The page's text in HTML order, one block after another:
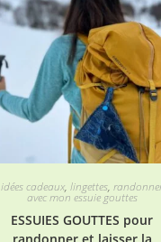
idées cadeaux,lingettes,
avec mon essuie gouttes
ESSUIES GOUTTES pour